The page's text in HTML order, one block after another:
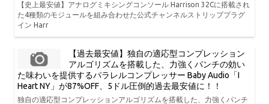
【史上最安値】アナログミキシングコンソール Harrison 32Cに搭載され
た4種類のモジュールを組み合わせた公式チャンネルストリッププラグ
イン Harr
【過去最安値】独自の適応型コンプレッション
アルゴリズムを搭載した、力強くパンチの効い
た味わいを提供するパラレルコンプレッサー Baby Audio「I
Heart NY」が87%OFF、5ドル圧倒的過去最安値に！！
独自の適応型コンプレッションアルゴリズムを搭載した、力強くパンチ